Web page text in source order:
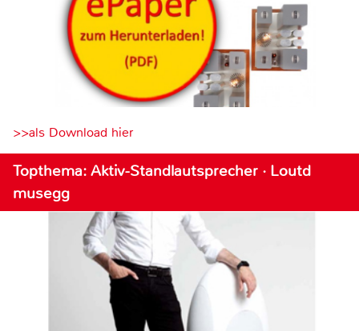
>>als Download hier
Topthema: Aktiv-Standlautsprecher · Loutd
musegg